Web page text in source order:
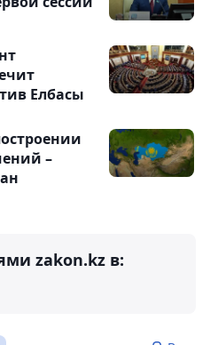
Елбасы
–
zakon.kz в: